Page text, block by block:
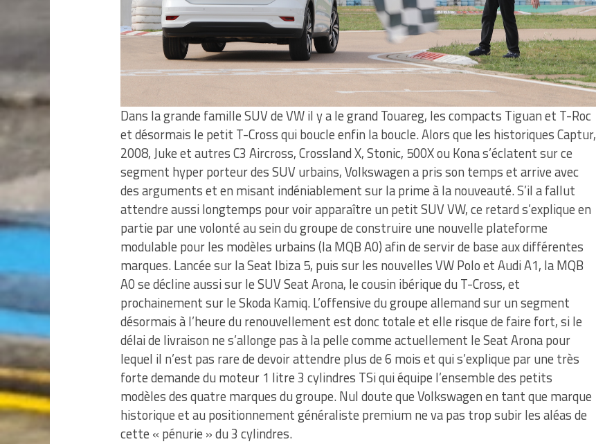
Dans la grande famille SUV de VW il y a le grand Touareg, les compacts Tiguan et T-Roc
et désormais le petit T-Cross qui boucle enfin la boucle. Alors que les historiques Captur,
2008, Juke et autres C3 Aircross, Crossland X, Stonic, 500X ou Kona s’éclatent sur ce
segment hyper porteur des SUV urbains, Volkswagen a pris son temps et arrive avec
des arguments et en misant indéniablement sur la prime à la nouveauté. S’il a fallut
attendre aussi longtemps pour voir apparaître un petit SUV VW, ce retard s’explique en
partie par une volonté au sein du groupe de construire une nouvelle plateforme
modulable pour les modèles urbains (la MQB A0) afin de servir de base aux différentes
marques. Lancée sur la Seat Ibiza 5, puis sur les nouvelles VW Polo et Audi A1, la MQB
A0 se décline aussi sur le SUV Seat Arona, le cousin ibérique du T-Cross, et
prochainement sur le Skoda Kamiq. L’offensive du groupe allemand sur un segment
désormais à l’heure du renouvellement est donc totale et elle risque de faire fort, si le
délai de livraison ne s’allonge pas à la pelle comme actuellement le Seat Arona pour
lequel il n’est pas rare de devoir attendre plus de 6 mois et qui s’explique par une très
forte demande du moteur 1 litre 3 cylindres TSi qui équipe l’ensemble des petits
modèles des quatre marques du groupe. Nul doute que Volkswagen en tant que marque
historique et au positionnement généraliste premium ne va pas trop subir les aléas de
cette « pénurie » du 3 cylindres.